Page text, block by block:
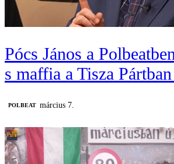
Pócs János a
s maffia a Tisza
‎POLBEAT március 7.